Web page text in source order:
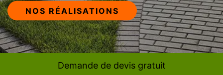
NOS RÉALISATIONS
Demande de devis gratuit